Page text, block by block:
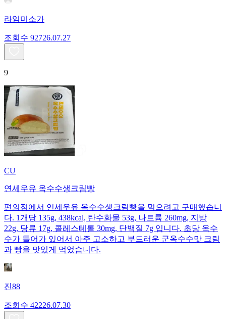
라임미소가
조회수 92726.07.27
9
CU
연세우유 옥수수생크림빵
편의점에서 연세우유 옥수수생크림빵을 먹으려고 구매했습니
다. 1개당 135g, 438kcal, 탄수화물 53g, 나트륨 260mg, 지방
22g, 당류 17g, 콜레스테롤 30mg, 단백질 7g 입니다. 초당 옥수
수가 들어가 있어서 아주 고소하고 부드러운 군옥수수맛 크림
과 빵을 맛있게 먹었습니다.
진88
조회수 42226.07.30